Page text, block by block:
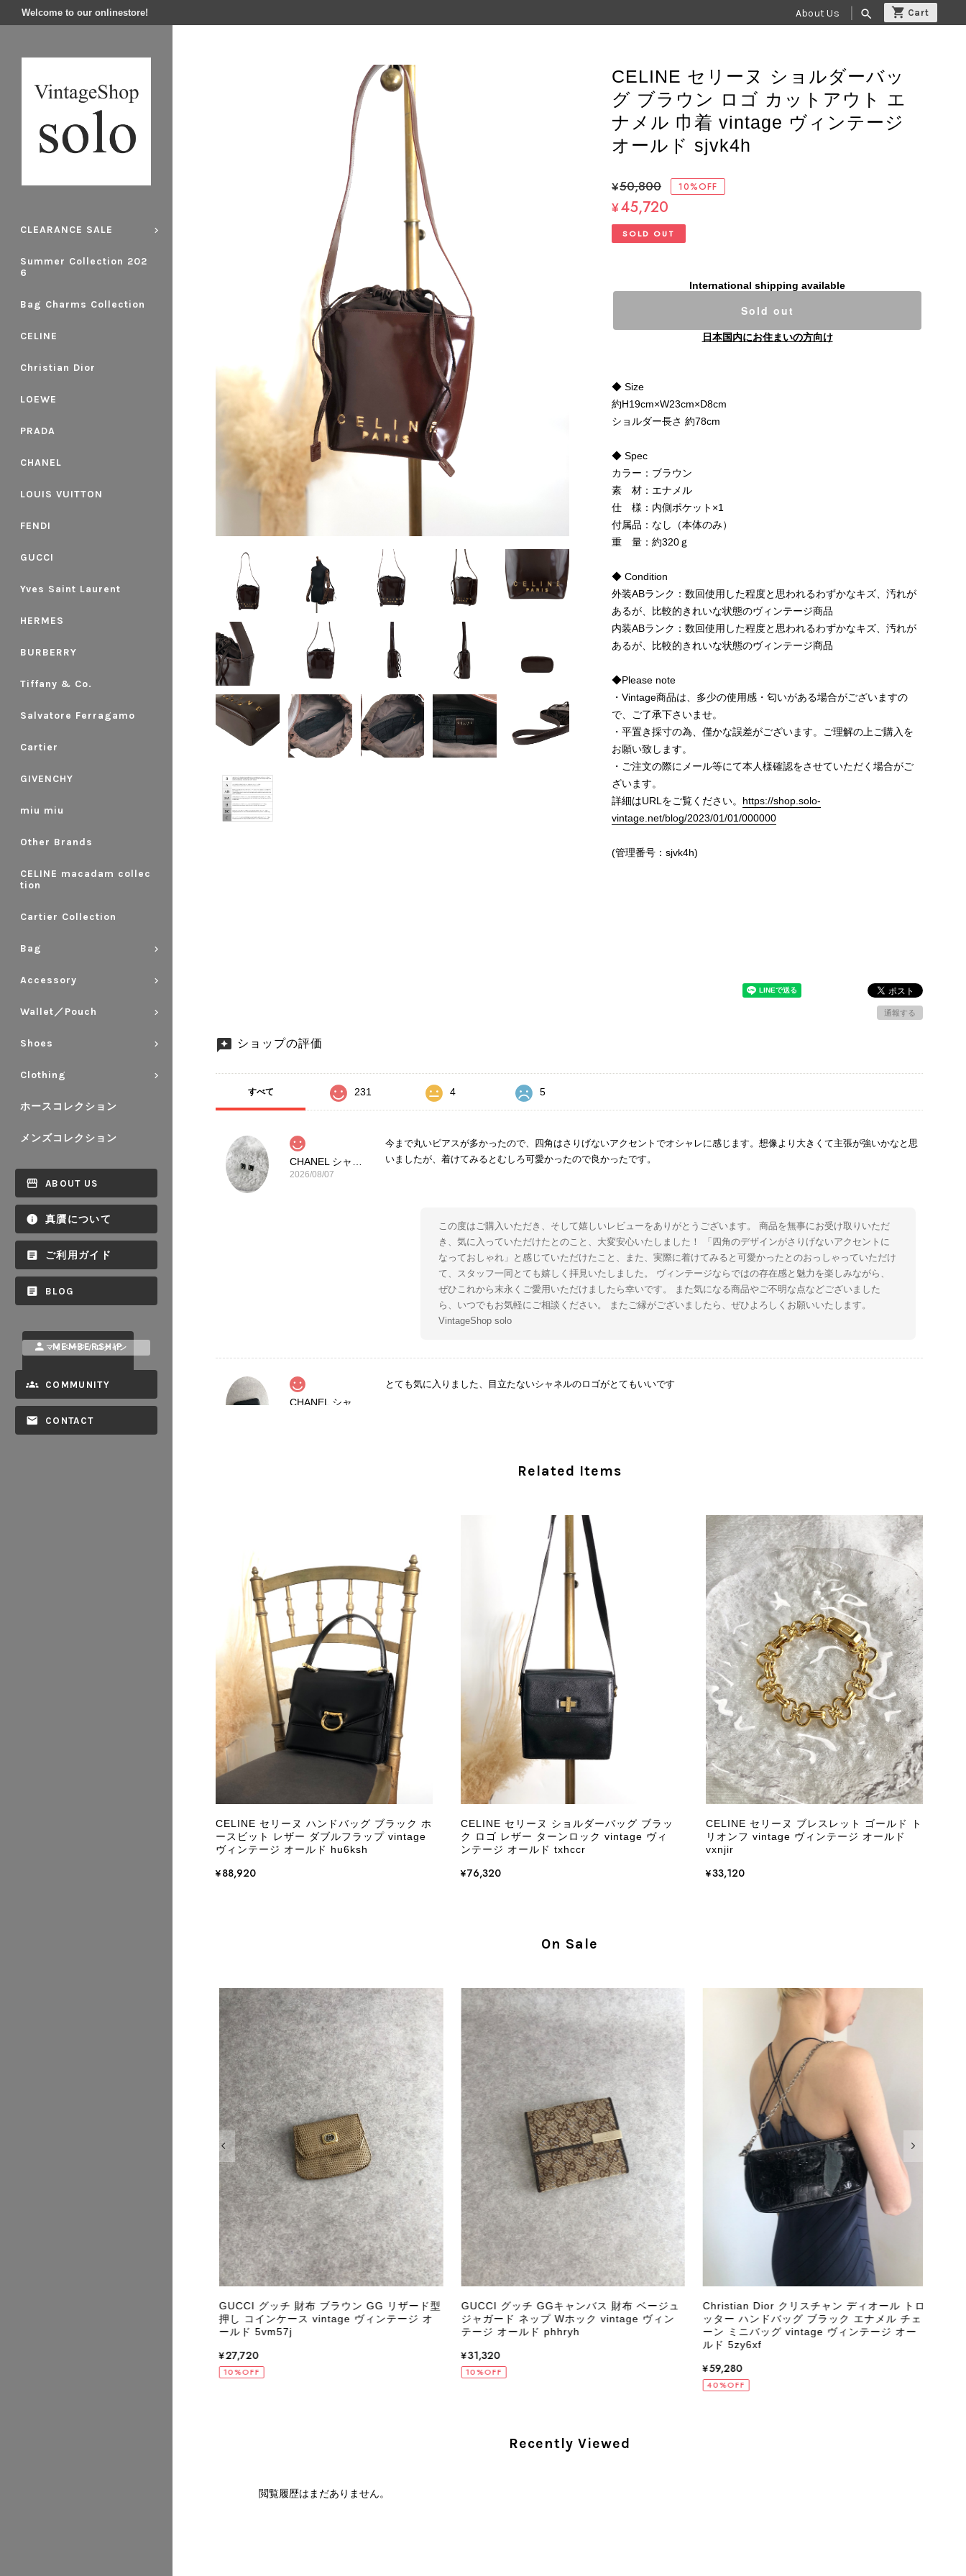
Welcome to our onlinestore! About Us search
CLEARANCE SALE
Summer Collection 202
6
Bag Charms Collection
CELINE
Christian Dior
LOEWE
PRADA
CHANEL
LOUIS VUITTON
FENDI
GUCCI
Yves Saint Laurent
HERMES
BURBERRY
Tiffany & Co.
Salvatore Ferragamo
Cartier
GIVENCHY
miu miu
Other Brands
CELINE macadam collec
tion
Cartier Collection
Bag
Accessory
Wallet／Pouch
Shoes
Clothing
ホースコレクション
メンズコレクション
ABOUT US
真贋について
ご利用ガイド
BLOG
MEMBERSHIP
マイページ / ログイン
COMMUNITY
CONTACT
CELINE セリーヌ ショルダーバッ
グ ブラウン ロゴ カットアウト エ
ナメル 巾着 vintage ヴィンテージ
オールド sjvk4h
¥50,800 10%OFF
¥45,720
SOLD OUT
International shipping available
Sold out
日本国内にお住まいの方向け
◆ Size
約H19cm×W23cm×D8cm
ショルダー長さ 約78cm
◆ Spec
カラー：ブラウン
素 材：エナメル
仕 様：内側ポケット×1
付属品：なし（本体のみ）
重 量：約320ｇ
◆ Condition
外装ABランク：数回使用した程度と思われるわずかなキズ、汚れが
あるが、比較的きれいな状態のヴィンテージ商品
内装ABランク：数回使用した程度と思われるわずかなキズ、汚れが
あるが、比較的きれいな状態のヴィンテージ商品
◆Please note
・Vintage商品は、多少の使用感・匂いがある場合がございますの
で、ご了承下さいませ。
・平置き採寸の為、僅かな誤差がございます。ご理解の上ご購入を
お願い致します。
・ご注文の際にメール等にて本人様確認をさせていただく場合がご
ざいます。
詳細はURLをご覧ください。 https://shop.solo-
vintage.net/blog/2023/01/01/000000
(管理番号：sjvk4h)
通報する
ショップの評価
すべて 231 4 5
2026/08/07
今まで丸いピアスが多かったので、四角はさりげないアクセントでオシャレに感じます。想像より大きくて主張が強いかなと思
いましたが、着けてみるとむしろ可愛かったので良かったです。
この度はご購入いただき、そして嬉しいレビューをありがとうございます。 商品を無事にお受け取りいただ
き、気に入っていただけたとのこと、大変安心いたしました！ 「四角のデザインがさりげないアクセントに
なっておしゃれ」と感じていただけたこと、また、実際に着けてみると可愛かったとのおっしゃっていただけ
て、スタッフ一同とても嬉しく拝見いたしました。 ヴィンテージならではの存在感と魅力を楽しみながら、
ぜひこれから末永くご愛用いただけましたら幸いです。 また気になる商品やご不明な点などございました
ら、いつでもお気軽にご相談ください。 またご縁がございましたら、ぜひよろしくお願いいたします。
VintageShop solo
とても気に入りました、目立たないシャネルのロゴがとてもいいです
この度はご購入いただき、そして素敵なレビューをありがとうございます。 商品を無事にお受け取りいただ
ましたら幸いです。 また気になる商品やご不明な点などございましたら、いつでもお気軽にご相談くださ
い。 またご縁がございましたら、ぜひよろしくお願いいたします。 VintageShop solo
2026/08/05
2026/08/01
外装内装ともにAランクの商品を購入しました。 しかし、実際に届いた商品は、写真には写っていない内側の蛇腹部分と全面ポ
ケットにカビがびっしりと生えていました。 とてもAランクとは思えない状態で、見た瞬間に気持ち悪さを感じ、とても使用で
きる状態ではありません。 ヴィンテージ品であることは理解しており、多少の経年劣化は承知のうえで購入しています。 しか
し、このような状態であれば、商品説明や掲載写真で事前に明記していただくべきだと思います。 実は以前こちらで購入した際
にも、写真には写っていない内側部分に目立つ汚れがありました。 そのときはたまたまだと思っていましたが、今回も掲載内容
だけでは判断できない状態の商品が届きとても残念です。 決して安い買い物ではなかったため、ショックも大きかったです。
私は今後こちらで購入することはないですが、同じような思いをする購入者が出ないよう、商品の状態をより正確に記載し、見
えない部分も含めて写真や説明で分かるよう改善していただきたいです。
この度は、楽しみにお待ちいただいた商品で、衛生面へのご不安を含め、残念な思いをおかけしましたこと、
心よりお詫び申し上げます。お受け取りになった際のお気持ちを思うと、大変心苦しく感じております。 今
回の商品につきましては、当店よりご連絡のうえ、返品・返金を含め、責任をもって対応してまいります。
確認された場合には、当店の検品時の見落としとして真摯に受け止め、検品方法と状態の伝え方を改めて見直
Salvatore Ferragamo サルヴァトーレ フェラガモ ショルダーバッグ ブラウン ガンチーニ スエード ワンショルダーバッグ vintage ヴィンテージ オールド dgh7fy
2026/07/30
商品が直ぐに届きました。思った以上に素敵なお品でした。またご縁が有りましたら宜しくお願い致します。
この度はご購入いただき、そして素敵なレビューをありがとうございます。 商品を無事にお受け取りいただ
き、また迅速にお届けできたとのこと、大変安心いたしました！ さらに、「思った以上に素敵なお品でし
た」とのお言葉をいただき、スタッフ一同とても嬉しく、何よりの励みになります。 ぜひこちらの商品を末
永くご愛用いただけましたら幸いです。 また気になる商品やご不明な点などございましたら、いつでもお気
軽にご相談ください。 またご縁がございましたら、ぜひよろしくお願いいたします。 VintageShop solo
PRADA プラダ VITELLO PHENIX ショルダーバッグ ブラウン ロゴ レザー 2WAY BL0805 vintage ヴィンテージ オールド 2rpjby
2026/07/23
Related Items
CELINE セリーヌ ハンドバッグ ブラック ホ
ースビット レザー ダブルフラップ vintage
ヴィンテージ オールド hu6ksh
¥88,920
CELINE セリーヌ ショルダーバッグ ブラッ
ク ロゴ レザー ターンロック vintage ヴィ
ンテージ オールド txhccr
¥76,320
CELINE セリーヌ ブレスレット ゴールド ト
リオンフ vintage ヴィンテージ オールド
vxnjir
¥33,120
On Sale
GUCCI グッチ 財布 ブラウン GG リザード型
押し コインケース vintage ヴィンテージ オ
ールド 5vm57j
¥27,720
10%OFF
GUCCI グッチ GGキャンバス 財布 ベージュ
ジャガード ネップ Wホック vintage ヴィン
テージ オールド phhryh
¥31,320
10%OFF
Christian Dior クリスチャン ディオール トロ
ッター ハンドバッグ ブラック エナメル チェ
ーン ミニバッグ vintage ヴィンテージ オー
ルド 5zy6xf
¥59,280
40%OFF
Recently Viewed
閲覧履歴はまだありません。